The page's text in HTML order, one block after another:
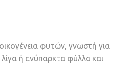
οικογένεια φυτών, γνωστή για
ή ανύπαρκτα φύλλα και